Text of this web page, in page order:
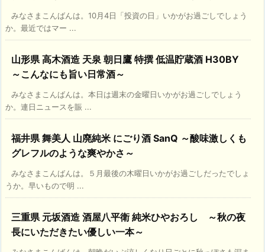
みなさまこんばんは。10月4日「投資の日」いかがお過ごしでしょう
か。最近ではマー ...
山形県 高木酒造 天泉 朝日鷹 特撰 低温貯蔵酒 H30BY
～こんなにも旨い日常酒～
みなさまこんばんは。本日は週末の金曜日いかがお過ごしでしょう
か。連日ニュースを賑 ...
福井県 舞美人 山廃純米 にごり酒 SanQ ～酸味激しくも
グレフルのような爽やかさ～
みなさまこんばんは。５月最後の木曜日いかがお過ごしだったでしょ
うか。早いもので明 ...
三重県 元坂酒造 酒屋八平衛 純米ひやおろし ～秋の夜
長にいただきたい優しい一本～